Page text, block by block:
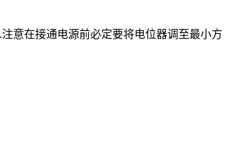
意在接通电源前必定要将电位器调至最小方